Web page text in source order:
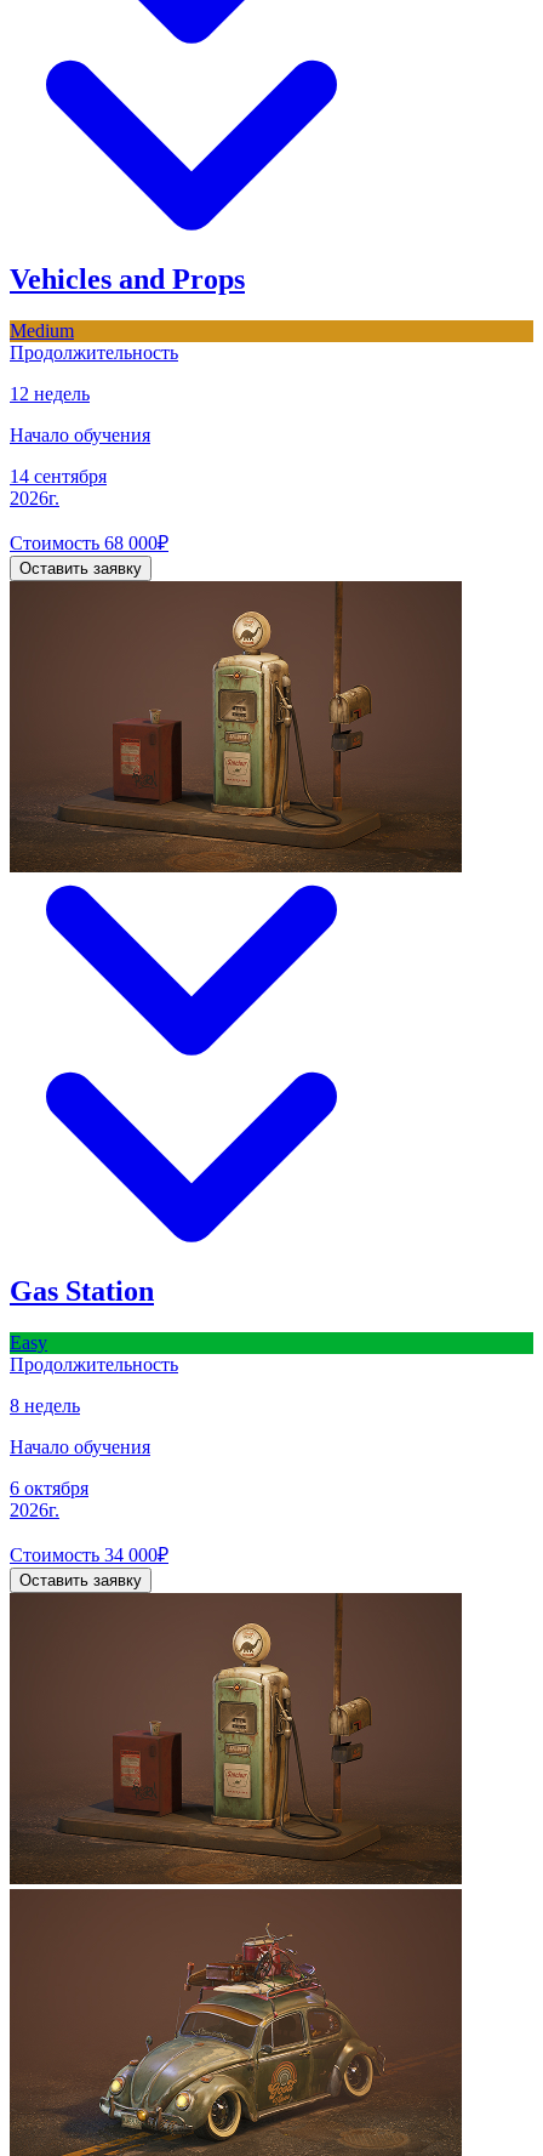
Vehicles and Props
Medium
Продолжительность
12 недель
Начало обучения
14 сентября
2026г.
Стоимость 68 000₽
Оставить заявку
Gas Station
Easy
Продолжительность
8 недель
Начало обучения
6 октября
2026г.
Стоимость 34 000₽
Оставить заявку